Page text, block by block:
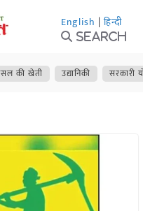
English | हिन्दी
Search
की खेती उद्यानिकी सरकारी